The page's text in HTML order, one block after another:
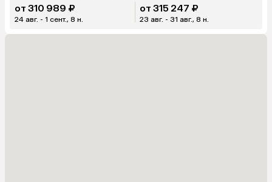
от 310 989 ₽
24 авг. - 1 сент., 8 н.
от 315 247 ₽
23 авг. - 31 авг., 8 н.